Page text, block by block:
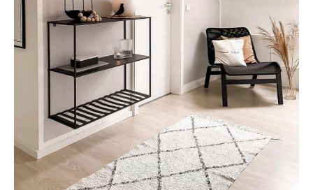
Casa Impiana
Impiana MakeOver
Lahar Dekor
Sembang Dekor
Tip Impiana
Tip Laman
Hub Ideaktiv